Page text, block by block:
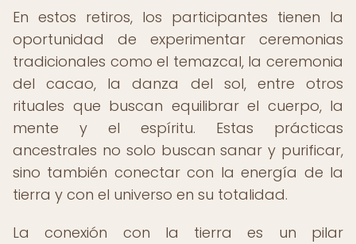
En estos retiros, los participantes tienen la
oportunidad de experimentar ceremonias
tradicionales como el temazcal, la ceremonia
del cacao, la danza del sol, entre otros
rituales que buscan equilibrar el cuerpo, la
mente y el espíritu. Estas prácticas
ancestrales no solo buscan sanar y purificar,
sino también conectar con la energía de la
tierra y con el universo en su totalidad.
La conexión con la tierra es un pilar